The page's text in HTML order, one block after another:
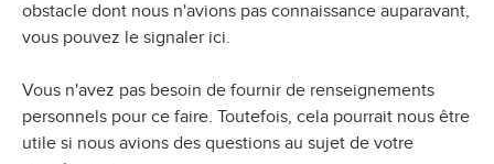
obstacle dont nous n'avions pas connaissance auparavant,
vous pouvez le signaler ici.
Vous n'avez pas besoin de fournir de renseignements
personnels pour ce faire. Toutefois, cela pourrait nous être
utile si nous avions des questions au sujet de votre